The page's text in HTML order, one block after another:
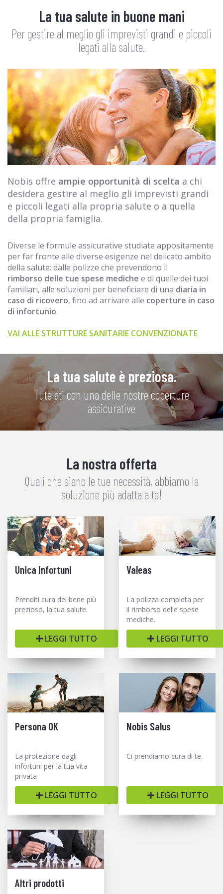
La tua salute in buone mani
Per gestire al meglio gli imprevisti grandi e piccoli
legati alla salute.
Nobis offre ampie opportunità di scelta a chi
desidera gestire al meglio gli imprevisti grandi
e piccoli legati alla propria salute o a quella
della propria famiglia.
Diverse le formule assicurative studiate appositamente
per far fronte alle diverse esigenze nel delicato ambito
della salute: dalle polizze che prevendono il
rimborso delle tue spese mediche e di quelle dei tuoi
familiari, alle soluzioni per beneficiare di una diaria in
caso di ricovero, fino ad arrivare alle coperture in caso
di infortunio.
VAI ALLE STRUTTURE SANITARIE CONVENZIONATE
La tua salute è preziosa.
Tutelati con una delle nostre coperture
assicurative
La nostra offerta
Quali che siano le tue necessità, abbiamo la
soluzione più adatta a te!
Unica Infortuni
Prenditi cura del bene più
prezioso, la tua salute.
LEGGI TUTTO
Valeas
La polizza completa per
il rimborso delle spese
mediche.
LEGGI TUTTO
Persona OK
La protezione dagli
infortuni per la tua vita
privata
LEGGI TUTTO
Nobis Salus
Ci prendiamo cura di te.
LEGGI TUTTO
Altri prodotti